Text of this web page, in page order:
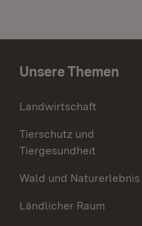
Unsere Themen
Landwirtschaft
Tierschutz und
Tiergesundheit
Wald und Naturerlebnis
Ländlicher Raum